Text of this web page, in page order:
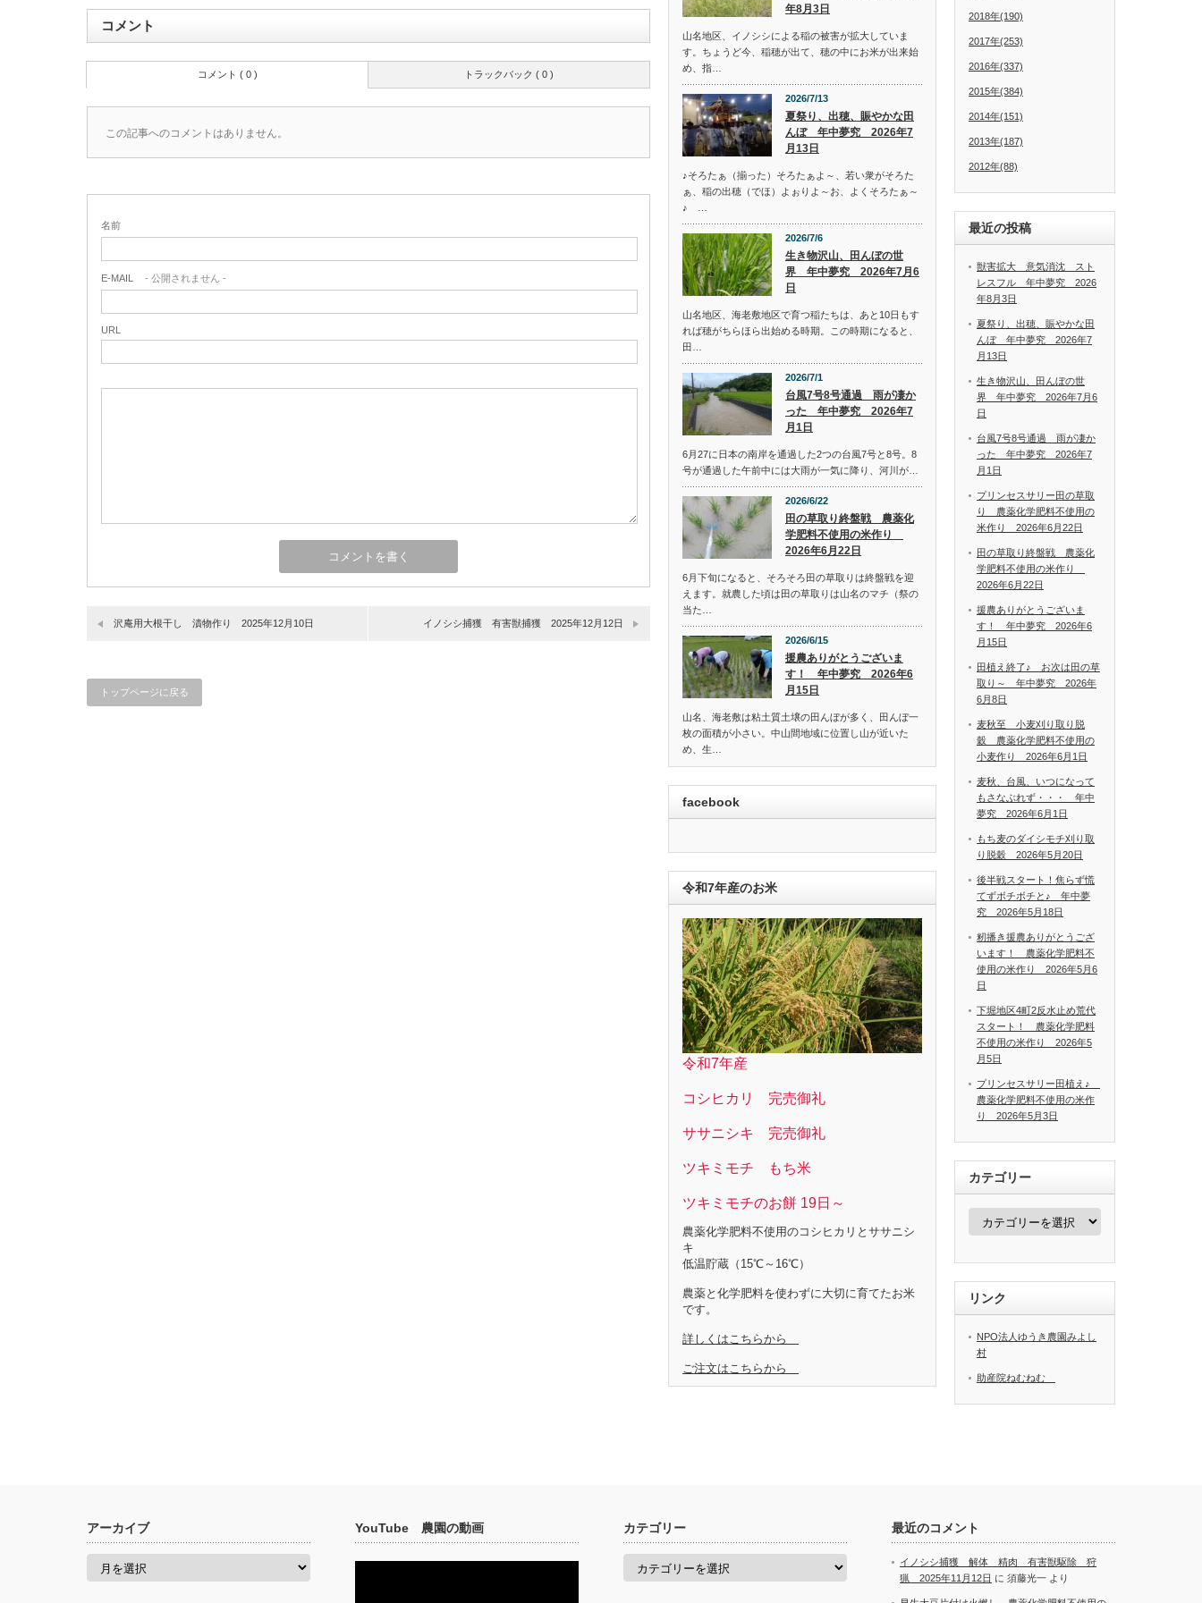
コメント
トラックバック ( 0 )
コメント ( 0 )
この記事へのコメントはありません。
名前
E-MAIL - 公開されません -
URL
沢庵用大根干し 漬物作り 2025年12月10日 イノシシ捕獲 有害獣捕獲 2025年12月12日
トップページに戻る
年8月3日
山名地区、イノシシによる稲の被害が拡大していま
す。ちょうど今、稲穂が出て、穂の中にお米が出来始
め、指…
2026/7/13
夏祭り、出穂、賑やかな田
んぼ 年中夢究 2026年7
月13日
♪そろたぁ（揃った）そろたぁよ～、若い衆がそろた
ぁ、稲の出穂（でほ）よぉりよ～お、よくそろたぁ～
♪ …
2026/7/6
生き物沢山、田んぼの世
界 年中夢究 2026年7月6
日
山名地区、海老敷地区で育つ稲たちは、あと10日もす
れば穂がちらほら出始める時期。この時期になると、
田…
2026/7/1
台風7号8号通過 雨が凄か
った 年中夢究 2026年7
月1日
6月27に日本の南岸を通過した2つの台風7号と8号。8
号が通過した午前中には大雨が一気に降り、河川が…
2026/6/22
田の草取り終盤戦 農薬化
学肥料不使用の米作り
2026年6月22日
6月下旬になると、そろそろ田の草取りは終盤戦を迎
えます。就農した頃は田の草取りは山名のマチ（祭の
当た…
2026/6/15
援農ありがとうございま
す！ 年中夢究 2026年6
月15日
山名、海老敷は粘土質土壌の田んぼが多く、田んぼ一
枚の面積が小さい。中山間地域に位置し山が近いた
め、生…
facebook
令和7年産のお米
令和7年産
コシヒカリ 完売御礼
ササニシキ 完売御礼
ツキミモチ もち米
ツキミモチのお餅 19日～
農薬化学肥料不使用のコシヒカリとササニシ
キ
低温貯蔵（15℃～16℃）
農薬と化学肥料を使わずに大切に育てたお米
です。
詳しくはこちらから
ご注文はこちらから
2018年(190)
2017年(253)
2016年(337)
2015年(384)
2014年(151)
2013年(187)
2012年(88)
最近の投稿
獣害拡大 意気消沈 スト
レスフル 年中夢究 2026
年8月3日
夏祭り、出穂、賑やかな田
んぼ 年中夢究 2026年7
月13日
生き物沢山、田んぼの世
界 年中夢究 2026年7月6
日
台風7号8号通過 雨が凄か
った 年中夢究 2026年7
月1日
プリンセスサリー田の草取
り 農薬化学肥料不使用の
米作り 2026年6月22日
田の草取り終盤戦 農薬化
学肥料不使用の米作り
2026年6月22日
援農ありがとうございま
す！ 年中夢究 2026年6
月15日
田植え終了♪ お次は田の草
取り～ 年中夢究 2026年
6月8日
麦秋至 小麦刈り取り脱
穀 農薬化学肥料不使用の
小麦作り 2026年6月1日
麦秋、台風、いつになって
もさなぶれず・・・ 年中
夢究 2026年6月1日
もち麦のダイシモチ刈り取
り脱穀 2026年5月20日
後半戦スタート！焦らず慌
てずボチボチと♪ 年中夢
究 2026年5月18日
籾播き援農ありがとうござ
います！ 農薬化学肥料不
使用の米作り 2026年5月6
日
下堀地区4町2反水止め荒代
スタート！ 農薬化学肥料
不使用の米作り 2026年5
月5日
プリンセスサリー田植え♪
農薬化学肥料不使用の米作
り 2026年5月3日
カテゴリー
カ
ー
リンク
NPO法人ゆうき農園みよし
村
助産院ねむねむ
アーカイブ
ア
YouTube 農園の動画 カテゴリー
カ
最近のコメント
イノシシ捕獲 解体 精肉 有害獣駆除 狩
猟 2025年11月12日 に 須藤光一 より